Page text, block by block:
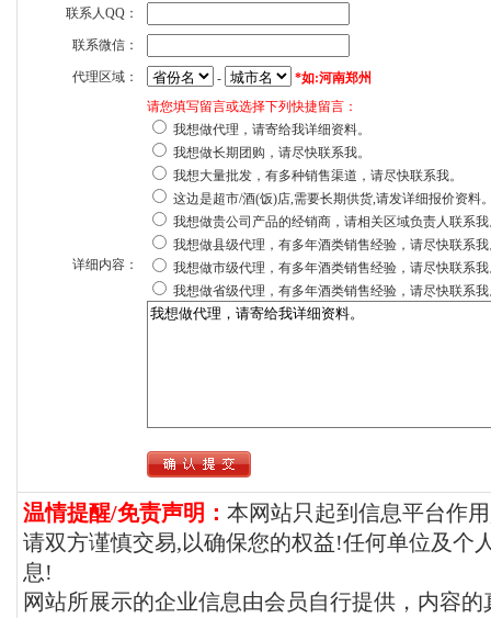
联系人QQ：
联系微信：
代理区域： - *如:河南郑州
详细内容：
请您填写留言或选择下列快捷留言：
我想做代理，请寄给我详细资料。
我想做长期团购，请尽快联系我。
我想大量批发，有多种销售渠道，请尽快联系我。
这边是超市/酒(饭)店,需要长期供货,请发详细报价资料
我想做贵公司产品的经销商，请相关区域负责人联系
我想做县级代理，有多年酒类销售经验，请尽快联系
我想做市级代理，有多年酒类销售经验，请尽快联系
我想做省级代理，有多年酒类销售经验，请尽快联系
温情提醒/免责声明： 本网站只起到信息平台作
请双方谨慎交易,以确保您的权益!任何单位及个
息!
网站所展示的企业信息由会员自行提供，内容